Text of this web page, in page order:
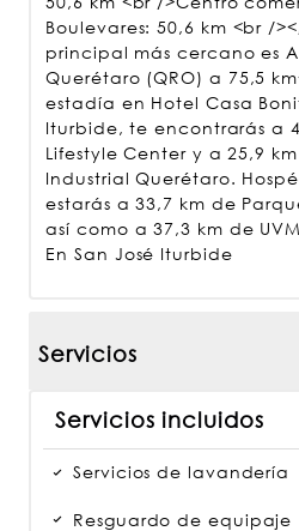
Boulevares: 50,6 km <br /
principal más cercano es
Querétaro (QRO) a 75,5
estadía en Hotel Casa
Iturbide, te encontrarás a
Lifestyle Center y a 25,9
Industrial Querétaro.
estarás a 33,7 km de
así como a 37,3 km de
En San José Iturbide
Servicios
Servicios incluidos
Servicios de lavandería
Resguardo de equipaje